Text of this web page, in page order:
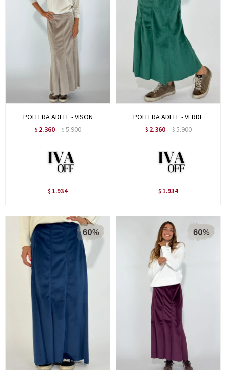
POLLERA ADELE - VISON
$ 2.360 $5.900
$ 1.934
POLLERA ADELE - VERDE
$ 2.360 $5.900
$ 1.934